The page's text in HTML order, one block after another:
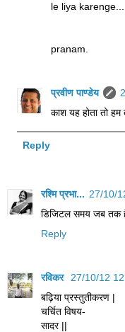
le liya
pranam.
प्रवीण पाण्डेय
काश यह होता तो हम
Reply
रश्मि प्रभा... 27/10/
डिजिटल समय जब तक
Reply
रविकर 27/10/12
बढ़िया प्रस्तुतीकरण |
चर्चित विषय-
सादर ||